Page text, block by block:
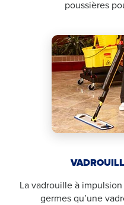
poussières
La vadrouille à
germes qu’une